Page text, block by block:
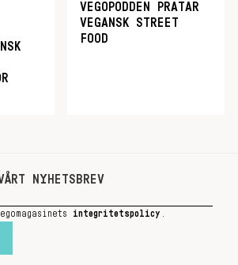
VEGOPODDEN PRATAR
VEGANSK STREET
FOOD
NYHETSBREV
integritetspolicy